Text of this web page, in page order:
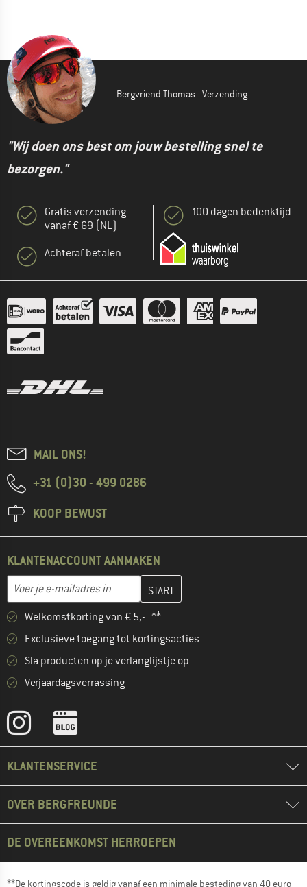
Bergvriend Thomas - Verzending
"Wij doen ons best om jouw bestelling snel te
bezorgen."
Gratis verzending
vanaf € 69 (NL)
Achteraf betalen
100 dagen bedenktijd
MAIL ONS!
+31 (0)30 - 499 0286
KOOP BEWUST
KLANTENACCOUNT AANMAKEN
E-mailadres
Vul je e-mailadres hier in en maak in de volgende stap je
Welkomstkorting van € 5,- **
Exclusieve toegang tot kortingsacties
Sla producten op je verlanglijstje op
Verjaardagsverrassing
KLANTENSERVICE
OVER BERGFREUNDE
DE OVEREENKOMST HERROEPEN
**De kortingscode is geldig vanaf een minimale besteding van 40 euro